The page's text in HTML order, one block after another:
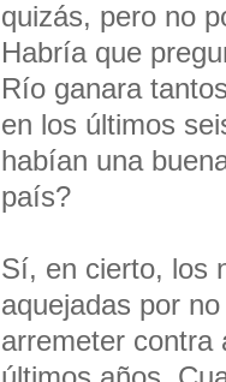
quizás, pero no
Habría que
Río ganara
en los últimos
habían una
país?
Sí, en cierto, los
aquejadas por
arremeter contra